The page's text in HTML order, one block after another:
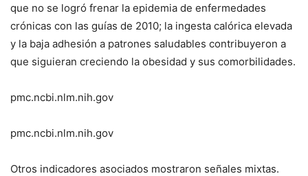
que no se logró frenar la epidemia de enfermedades
crónicas con las guías de 2010; la ingesta calórica elevada
y la baja adhesión a patrones saludables contribuyeron a
que siguieran creciendo la obesidad y sus comorbilidades.
pmc.ncbi.nlm.nih.gov
pmc.ncbi.nlm.nih.gov
Otros indicadores asociados mostraron señales mixtas.